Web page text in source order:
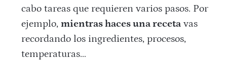
cabo tareas que requieren varios pasos. Por
ejemplo, mientras haces una receta vas
recordando los ingredientes, procesos,
temperaturas…